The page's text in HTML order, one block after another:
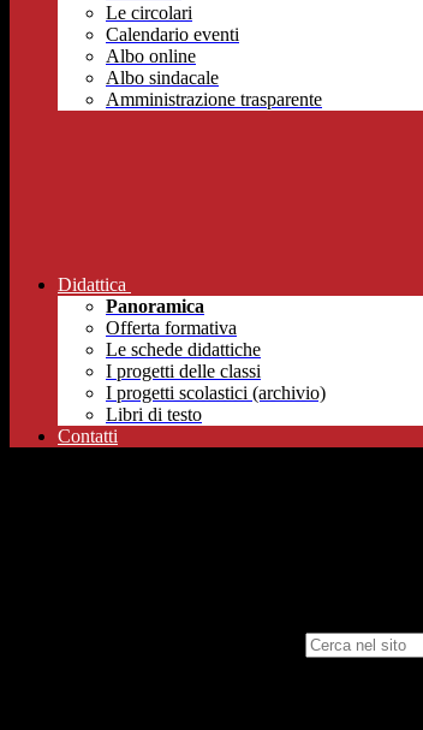
Le circolari
Calendario eventi
Albo online
Albo sindacale
Amministrazione trasparente
Didattica
Panoramica
Offerta formativa
Le schede didattiche
I progetti delle classi
I progetti scolastici (archivio)
Libri di testo
Contatti